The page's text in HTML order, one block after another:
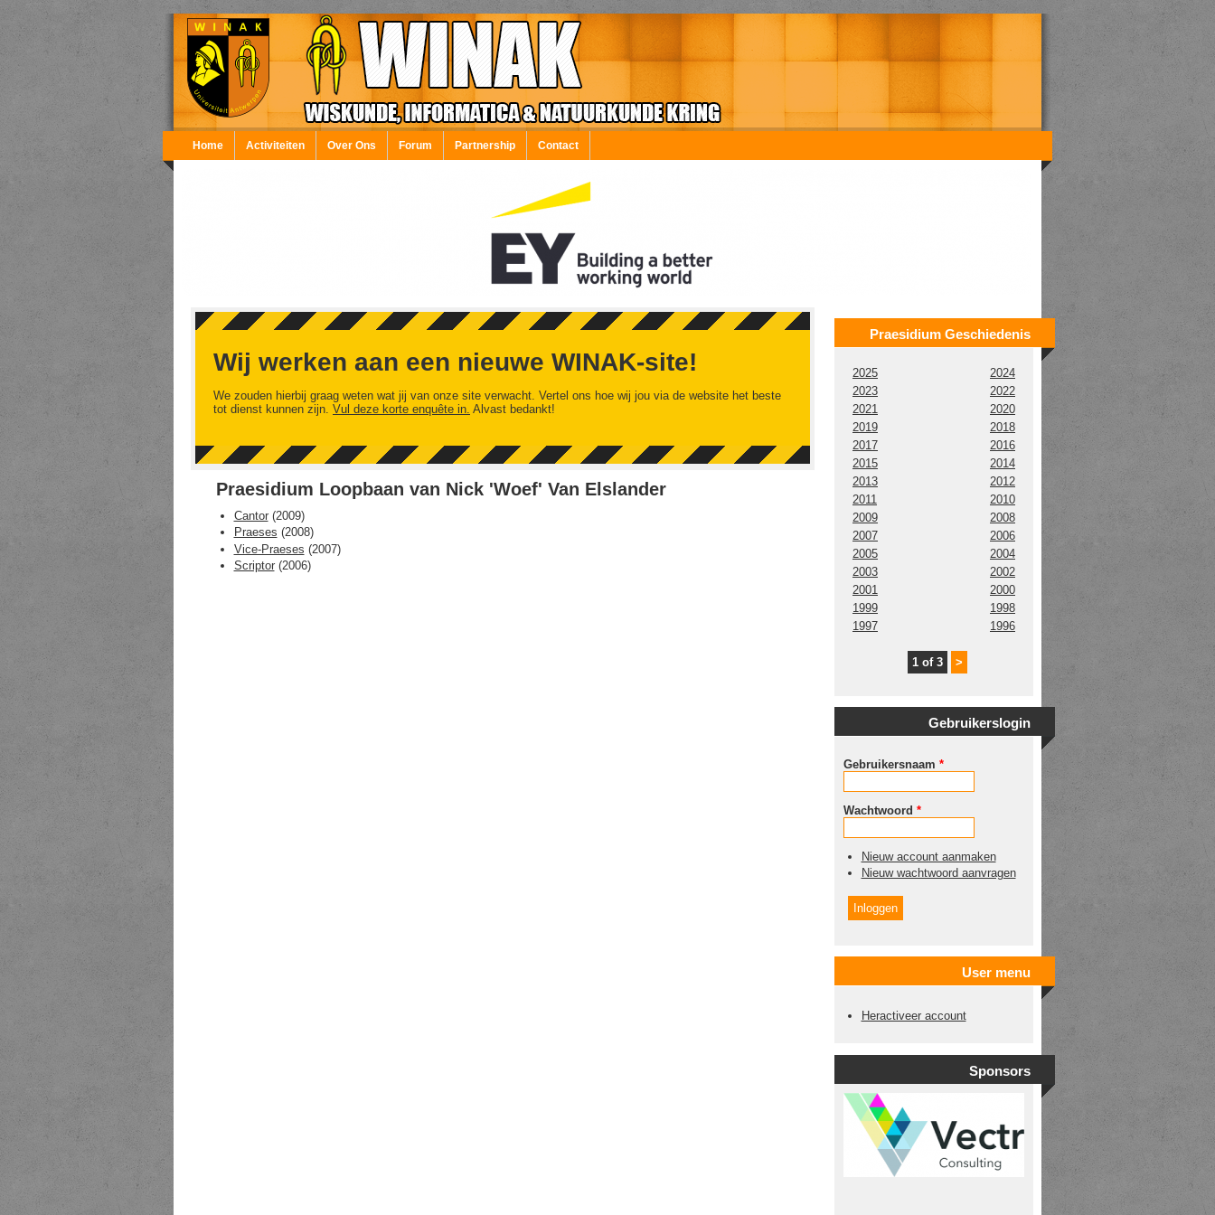
Overslaan en naar de inhoud gaan
Home Activiteiten Over Ons Forum Partnership Contact
Wij werken aan een nieuwe WINAK-site!
We zouden hierbij graag weten wat jij van onze site verwacht. Vertel ons hoe wij jou via de website het beste
tot dienst kunnen zijn. Vul deze korte enquête in. Alvast bedankt!
Praesidium Loopbaan van Nick 'Woef' Van Elslander
Cantor(2009)
Praeses (2008)
Vice-Praeses (2007)
Scriptor(2006)
Praesidium Geschiedenis
2025
2024
2023
2022
2021
2020
2019
2018
2017
2016
2015
2014
2013
2012
2011
2010
2009
2008
2007
2006
2005
2004
2003
2002
2001
2000
1999
1998
1997
1996
1 of 3 >
Gebruikerslogin
Gebruikersnaam *
Wachtwoord *
Nieuw account aanmaken
Nieuw wachtwoord aanvragen
User menu
Heractiveer account
Sponsors